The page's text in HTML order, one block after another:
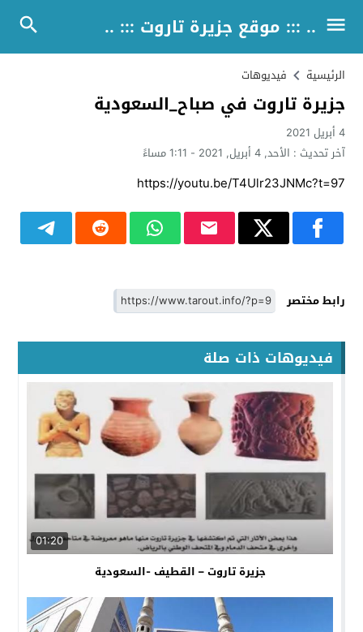
.. ::: موقع جزيرة تاروت ::: ..
الرئيسية فيديوهات
جزيرة تاروت في صباح_السعودية
4 أبريل 2021
آخر تحديث : الأحد, 4 أبريل, 2021 - 1:11 مساءً
https://youtu.be/T4Ulr23JNMc?t=97
رابط مختصر
فيديوهات ذات صلة
01:20
جزيرة تاروت – القطيف -السعودية